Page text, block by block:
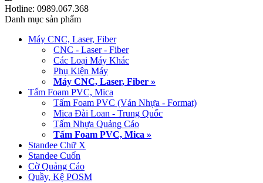
Hotline: 0989.067.368
Danh mục sản phẩm
Máy CNC, Laser, Fiber
CNC - Laser - Fiber
Các Loại Máy Khác
Phụ Kiện Máy
Máy CNC, Laser, Fiber »
Tấm Foam PVC, Mica
Tấm Foam PVC (Ván Nhựa - Format)
Mica Đài Loan - Trung Quốc
Tấm Nhựa Quảng Cáo
Tấm Foam PVC, Mica »
Standee Chữ X
Standee Cuốn
Cờ Quảng Cáo
Quầy, Kệ POSM